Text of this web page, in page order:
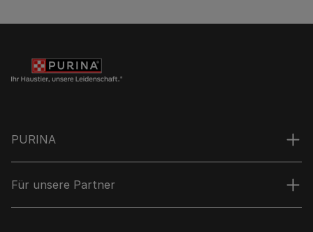
PURINA
Für unsere Partner